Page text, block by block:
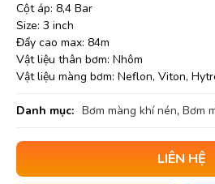
Cột áp: 8,4 Bar
Size: 3 inch
Đẩy cao max: 84m
Vật liệu thân bơm: Nhôm
Vật liệu màng bơm: Neflon, Viton,
Danh mục: Bơm màng khí nén, Bơm
LIÊN HỆ